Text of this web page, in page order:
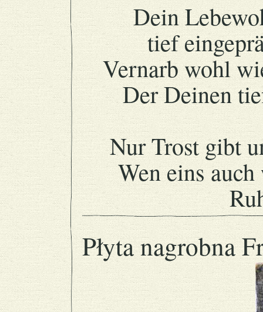
Dein
tief
Vernarb wohl
Der Deinen
Nur Trost gibt
Wen eins
Płyta nagrobna